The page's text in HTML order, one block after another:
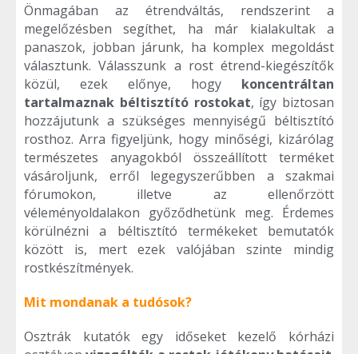
Önmagában az étrendváltás, rendszerint a
megelőzésben segíthet, ha már kialakultak a
panaszok, jobban járunk, ha komplex megoldást
választunk. Válasszunk a rost étrend-kiegészítők
közül, ezek előnye, hogy koncentráltan
tartalmaznak béltisztító rostokat, így biztosan
hozzájutunk a szükséges mennyiségű béltisztító
rosthoz. Arra figyeljünk, hogy minőségi, kizárólag
természetes anyagokból összeállított terméket
vásároljunk, erről legegyszerűbben a szakmai
fórumokon, illetve az ellenőrzött
véleményoldalakon győződhetünk meg. Érdemes
körülnézni a béltisztító termékeket bemutatók
között is, mert ezek valójában szinte mindig
rostkészítmények.
Mit mondanak a tudósok?
Osztrák kutatók egy időseket kezelő kórházi